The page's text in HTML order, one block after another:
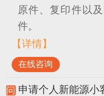
原件、复印件以
件。
【详情】
在线咨询